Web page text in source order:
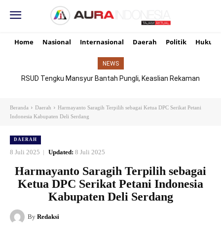
Home Nasional Internasional Daerah Politik Hukum
NEWS
RSUD Tengku Mansyur Bantah Pungli, Keaslian Rekaman
Beranda Daerah
Harmayanto Saragih Terpilih sebagai Ketua DPC Serikat Petani
Indonesia Kabupaten Deli Serdang
DAERAH
8 Juli 2025 Updated: 8 Juli 2025
Harmayanto Saragih Terpilih sebagai
Ketua DPC Serikat Petani Indonesia
Kabupaten Deli Serdang
By Redaksi